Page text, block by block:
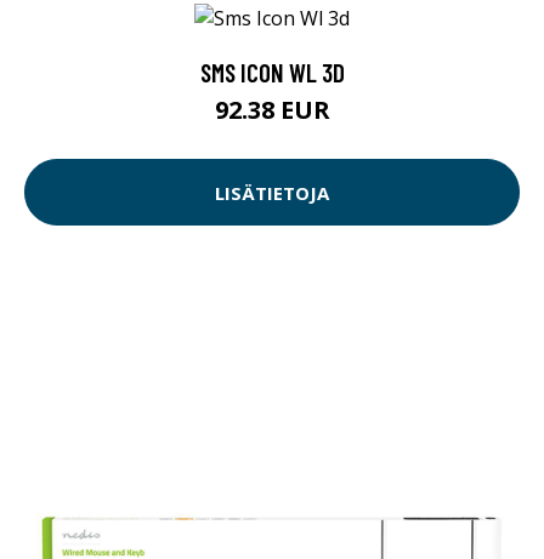
SMS ICON WL 3D
92.38 EUR
LISÄTIETOJA